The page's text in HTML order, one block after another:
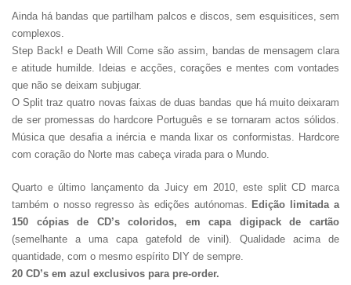
Ainda há bandas que partilham palcos e discos, sem esquisitices, sem
complexos.
Step Back! e Death Will Come são assim, bandas de mensagem clara
e atitude humilde. Ideias e acções, corações e mentes com vontades
que não se deixam subjugar.
O Split traz quatro novas faixas de duas bandas que há muito deixaram
de ser promessas do hardcore Português e se tornaram actos sólidos.
Música que desafia a inércia e manda lixar os conformistas. Hardcore
com coração do Norte mas cabeça virada para o Mundo.
Quarto e último lançamento da Juicy em 2010, este split CD marca
também o nosso regresso às edições autónomas.
Edição limitada a
150 cópias de CD’s coloridos, em capa digipack de cartão
(semelhante a uma capa gatefold de vinil). Qualidade acima de
quantidade, com o mesmo espírito DIY de sempre.
20 CD’s em azul exclusivos para pre-order.